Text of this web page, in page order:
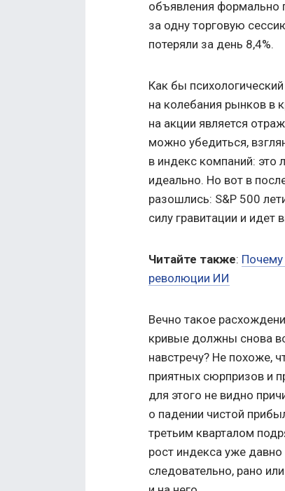
объявления формально
за одну торговую
потеряли за день 8,4%.
Как бы
на колебания рынков в
на акции является
можно убедиться,
в индекс компаний: это
идеально. Но вот в
разошлись: S&P 500
силу гравитации и идет
Читайте также:
революции ИИ
Вечно такое
кривые должны снова
навстречу? Не похоже,
приятных сюрпризов и
для этого не видно
о падении чистой
третьим кварталом
рост индекса уже
следовательно, рано